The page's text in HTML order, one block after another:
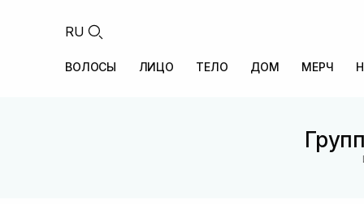
RU
ВОЛОСЫ ЛИЦО ТЕЛО ДОМ МЕРЧ